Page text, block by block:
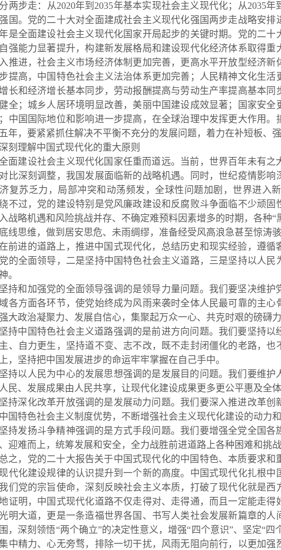
两步走：从2020年到2035年基本实现社会主义现代化；从2035
国。党的二十大对全面建成社会主义现代化强国两步走战略安
是全面建设社会主义现代化国家开局起步的关键时期。党的二
强能力显著提升，构建新发展格局和建设现代化经济体系取得重
推进，社会主义市场经济体制更加完善，更高水平开放型经济
提高，中国特色社会主义法治体系更加完善；人民精神文化生
长和经济增长基本同步，劳动报酬提高与劳动生产率提高基本
全；城乡人居环境明显改善，美丽中国建设成效显著；国家安
中国国际地位和影响进一步提高，在全球治理中发挥更大作用
年，要紧紧抓住解决不平衡不充分的发展问题，着力在补短板、
刻理解中国式现代化的重大原则
面建设社会主义现代化国家任重而道远。当前，世界百年未有
比深刻调整，我国发展面临新的战略机遇。同时，世纪疫情影
复苏乏力，局部冲突和动荡频发，全球性问题加剧，世界进入
不过，党的建设特别是党风廉政建设和反腐败斗争面临不少顽
战略机遇和风险挑战并存、不确定难预料因素增多的时期，各种“
线思维，做到居安思危、未雨绸缪，准备经受风高浪急甚至惊涛骇
前进的道路上，推进中国式现代化，总结历史和现实经验，遵
的全面领导，二是坚持中国特色社会主义道路，三是坚持以人
。
坚持和加强党的全面领导强调的是领导力量问题。我们要坚决维
各方面各环节，使党始终成为风雨来袭时全体人民最可靠的主
大政治凝聚力、发展自信心，集聚起万众一心、共克时艰的磅礴力
坚持中国特色社会主义道路强调的是前进方向问题。我们要坚持
、自力更生，坚持道不变、志不改，既不走封闭僵化的老路，
，坚持把中国发展进步的命运牢牢掌握在自己手中。
坚持以人民为中心的发展思想强调的是发展目的问题。我们要维
民、发展成果由人民共享，让现代化建设成果更多更公平惠及全体
坚持深化改革开放强调的是发展动力问题。我们要深入推进改革
国特色社会主义制度优势，不断增强社会主义现代化建设的动力
坚持发扬斗争精神强调的是方式手段问题。我们要增强全党全国
迎难而上，统筹发展和安全，全力战胜前进道路上各种困难和挑
总之，党的二十大报告关于中国式现代化的中国特色、本质要求
代化建设规律的认识提升到一个新的高度。中国式现代化扎根
们党的宗旨使命，深刻反映社会主义本质，打破了现代化就是
证明，中国式现代化道路不仅走得对、走得通，而且一定能走
明大道，更是一条造福世界各国、书写人类社会发展新篇章的
，深刻领悟“两个确立”的决定性意义，增强“四个意识”、坚定“
中精力、心无旁骛，排除一切干扰，风雨无阻向前行，以更加强